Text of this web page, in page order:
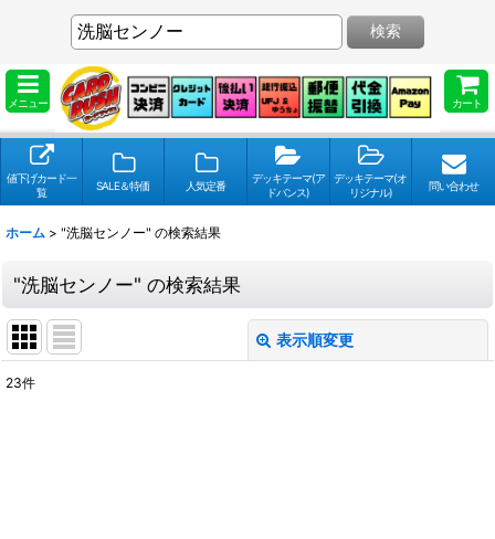
メニュー カート
検索
値下げカード一
覧
SALE＆特価 人気定番
デッキテーマ(ア
ドバンス)
デッキテーマ(オ
リジナル)
問い合わせ
ホーム > "洗脳センノー" の検索結果
"洗脳センノー" の検索結果
表示順変更
検索キーワードをお願い致します
23件